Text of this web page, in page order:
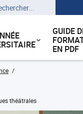
GUIDE
EN PDF
théâtrales